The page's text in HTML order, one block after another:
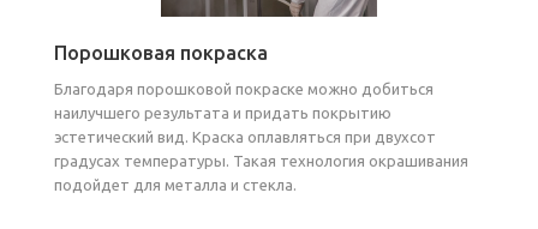
Порошковая покраска
Благодаря порошковой покраске можно добиться
наилучшего результата и придать покрытию
эстетический вид. Краска оплавляться при двухсот
градусах температуры. Такая технология окрашивания
подойдет для металла и стекла.